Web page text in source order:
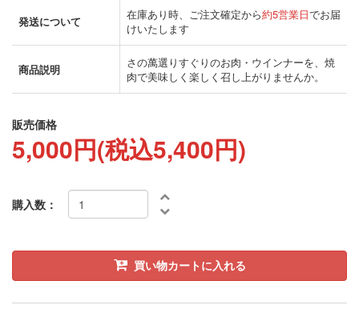
発送について 在庫あり時、ご注文確定から約5営業日でお届
けいたします
商品説明
さの萬選りすぐりのお肉・ウインナーを、焼
肉で美味しく楽しく召し上がりませんか。
販売価格
5,000円(税込5,400円)
購入数：
買い物カートに入れる